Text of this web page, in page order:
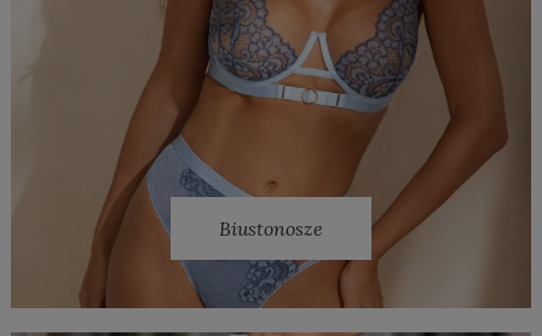
Biustonosze